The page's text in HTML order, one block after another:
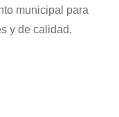
municipal para
y de calidad.